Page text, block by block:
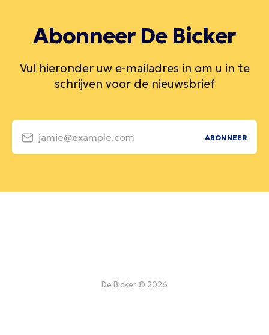
Abonneer De Bicker
Vul hieronder uw e-mailadres in om u in te
schrijven voor de nieuwsbrief
jamie@example.com ABONNEER
De Bicker © 2026